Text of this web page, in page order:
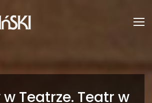
Teatrze. Teatr w